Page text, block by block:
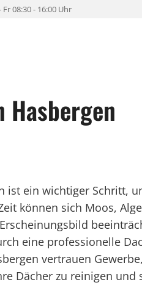
08:30 - 16:00 Uhr
ist ein wichtiger Schritt,
können sich Moos,
eine professionelle
vertrauen
Dächer zu reinigen